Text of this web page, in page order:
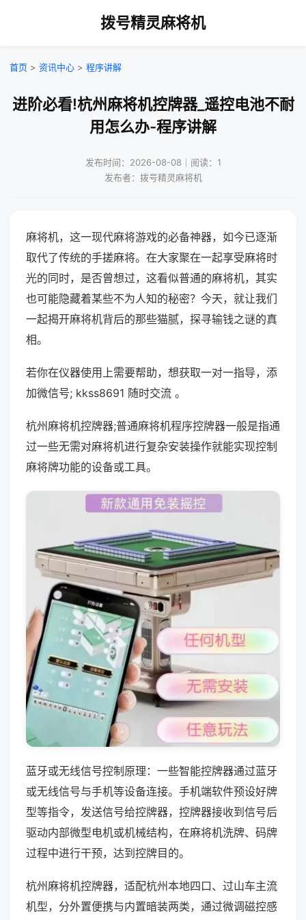
拨号精灵麻将机
首页 > 资讯中心 > 程序讲解
进阶必看!杭州麻将机控牌器_遥控电池不耐
用怎么办-程序讲解
发布时间：2026-08-08｜阅读：1
发布者：拨号精灵麻将机
麻将机，这一现代麻将游戏的必备神器，如今已逐渐
取代了传统的手搓麻将。在大家聚在一起享受麻将时
光的同时，是否曾想过，这看似普通的麻将机，其实
也可能隐藏着某些不为人知的秘密？今天，就让我们
一起揭开麻将机背后的那些猫腻，探寻输钱之谜的真
相。
若你在仪器使用上需要帮助，想获取一对一指导，添
加微信号; kkss8691 随时交流 。
杭州麻将机控牌器;普通麻将机程序控牌器一般是指通
过一些无需对麻将机进行复杂安装操作就能实现控制
麻将牌功能的设备或工具。
蓝牙或无线信号控制原理：一些智能控牌器通过蓝牙
或无线信号与手机等设备连接。手机端软件预设好牌
型等指令，发送信号给控牌器，控牌器接收到信号后
驱动内部微型电机或机械结构，在麻将机洗牌、码牌
过程中进行干预，达到控牌目的。
杭州麻将机控牌器，适配杭州本地四口、过山车主流
机型，分外置便携与内置暗装两类，通过微调磁控感